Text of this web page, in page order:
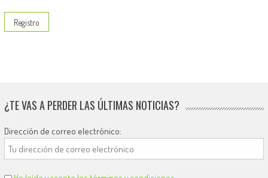
¿TE VAS A PERDER LAS ÚLTIMAS NOTICIAS?
Dirección de correo electrónico: